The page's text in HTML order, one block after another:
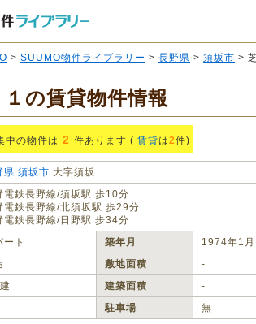
> SUUMO物件ライブラリー > 長野県 > 須坂市 >
の賃貸物件情報
中の物件は 2 件あります ( 賃貸は2件)
県 須坂市 大字須坂
電鉄長野線/須坂駅 歩10分
電鉄長野線/北須坂駅 歩29分
電鉄長野線/日野駅 歩34分
ート 築年月
1974年1月
敷地面積
‐
建築面積
‐
駐車場
無